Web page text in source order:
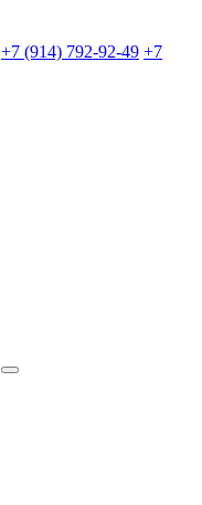
+7 (914) 792-92-49 +7